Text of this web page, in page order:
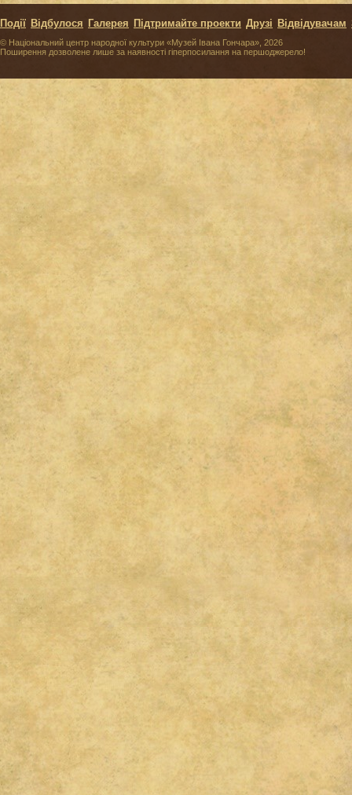
© Національний центр народної культури «Музей Івана Гончара», 2026
Поширення дозволене лише за наявності гіперпосилання на першоджерело!
Події Відбулося Галерея Підтримайте проекти Друзі Відвідувачам